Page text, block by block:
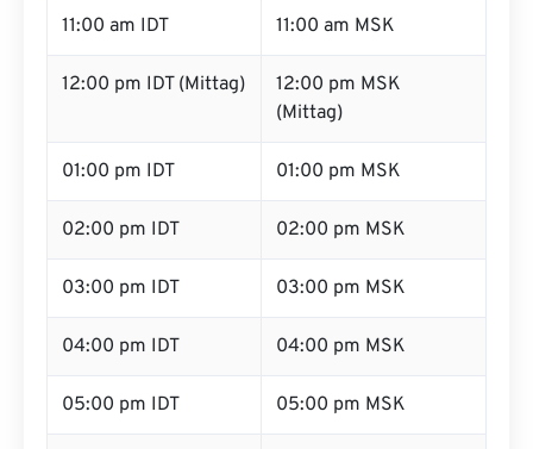
11:00 am IDT 11:00 am MSK
12:00 pm IDT (Mittag)
12:00 pm MSK
(Mittag)
01:00 pm IDT 01:00 pm MSK
02:00 pm IDT 02:00 pm MSK
03:00 pm IDT 03:00 pm MSK
04:00 pm IDT 04:00 pm MSK
05:00 pm IDT 05:00 pm MSK